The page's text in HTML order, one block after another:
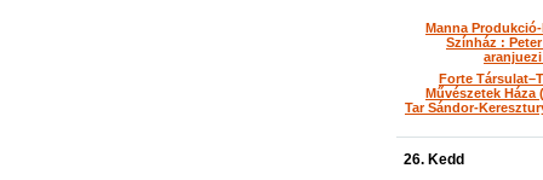
Manna
Színház :
Forte
Művészetek Háza
Tar Sándor-
26. Kedd